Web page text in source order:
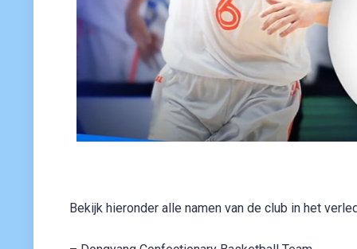
Bekijk hieronder alle namen van de club in het